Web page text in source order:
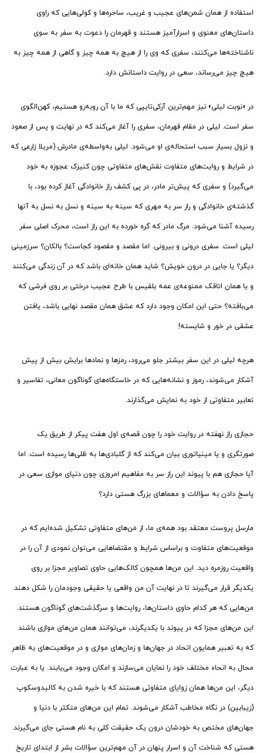
استفاده از همان شمن‌های عجیب و غریب، ساحره‌ها و کولی‌هایی که راوی
داستان‌های معنوی و اسرارآمیز هستند و قهرمان را دعوت به سفر به سوی
ناشناخته‌ها می‌کنند، سفری که وی را از هیچ به همه چیز و گاهی از همه چیز به
هیچ چیز می‌رساند، سعی در روایت داستانش دارد.
در «نوبت لیلی» نیز مهم‌ترین آرکی‌تایپی که ما با آن روبه‌رو هستیم، کهن‌الگوی
سفر است. لیلی در مقام قهرمان، سفری را آغاز می‌کند که در نهایت و پس از صعود
و نزول بسیار سبب استحاله‌ی او می‌شود. لیلی به‌واسطه‌ی مادرش (مریلا زارعی که
در شرایط و روایت‌های متفاوت نقش‌های متفاوتی چون کنیزک عجوزه به خود
می‌گیرد) و سفری که پیش‌تر مادر، در پی کشف راز خانوادگی آغاز کرده بود، با
گذشته‌ی خانوادگی و راز سر به مهری که سینه به سینه و نسل به نسل به آنها
رسیده آشنا می‌شود. مرگ مادر که گره خورده به این راز است، محرک اصلی سفر
لیلی است. سفری درونی و بیرونی. اما مقصد و مقصود کجاست؟ بالکان؟ سرزمینی
دیگر؟ یا جایی در درون خویش؟ شاید همان خانه‌ای باشد که در آن زندگی می‌کنند
و یا همان اتاقک ممنوعه‌ی عمه بلقیس با طرح عجیب درختی بر روی فرشی که
می‌بافته؟ حتی این امکان وجود دارد که عشق همان مقصد نهایی باشد، یافتن
عشقی در خور و شایسته‌!
هرچه لیلی در این سفر بیشتر جلو می‌رود، رمزها و نمادها برایش بیش از پیش
آشکار می‌شوند، رموز و نشانه‌هایی که در خاستگاه‌های گوناگون معانی، تفاسیر و
تعابیر متفاوتی از خود به نمایش می‌گذارند.
حجازی راز نهفته در روایت خود را چون قصه‌ی اول هفت پیکر از طریق یک
صورتگری و یا مینیاتوری بیان می‌کند که از گلبادی‌ها به ظلی‌ها رسیده است. اما
آیا حجازی هم با پیوند این راز سر به مفاهیم امروزی چون دنیای موازی سعی در
پاسخ دادن به سؤالات و معماهای بزرگ هستی دارد؟
مارسل پروست معتقد بود همه‌ی ما، از مَن‌های متفاوتی تشکیل شده‌ایم که در
موقعیت‌های متفاوت و براساس شرایط و مقتضاهایی می‌توان نمودی از آن را در
واقعیت روزمره دید. این من‌ها همچون کالک‌هایی حاوی تصاویر مجزا بر روی
یکدیگر قرار می‌گیرند تا در نهایت آن من واقعی یا حقیقی وجودمان را شکل دهند.
من‌هایی که هر کدام حاوی داستان‌ها، روایت‌ها و سرگذشت‌های گوناگون هستند.
این من‌های مجزا که در پیوند با یکدیگرند، می‌توانند همان من‌های موازی باشند
که به تعبیر همایون اتحاد در جهان‌ها و زمان‌های موازی و در موقعیت‌های به ظاهر
محال به انحاء مختلف خود را نمایان می‌سازند و امکان وجود می‌یابند. یا به عبارت
دیگر، این من‌ها همان زوایای متفاوتی هستند که با خیره شدن به کالیدوسکوپ
(زیبابین) در نگاه مخاطب آشکار می‌شوند. تمام این من‌های متکثر با دنیا و
جهان‌های مختص به خودشان درون یک حقیقت کلی به نام هستی جای می‌گیرند.
هستی که شناخت آن و اسرار پنهان در آن مهم‌ترین سؤالات بشر از ابتدای تاریخ